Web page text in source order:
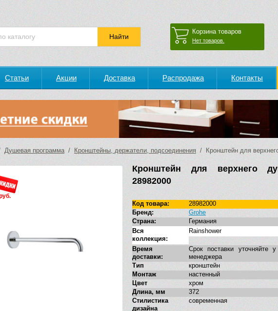
Корзина товаров
Нет товаров.
Статьи Акции Доставка Распродажа Контакты
Душевая программа/ Кронштейны, держатели, подсоединения / Кронштейн для
Кронштейн для верхнего
28982000
Код товара:
28982000
Бренд:
Grohe
Страна:
Германия
Вся
коллекция:
Rainshower
Время
доставки:
Срок поставки уточняйте у
менеджера
Тип
кронштейн
Монтаж
настенный
Цвет
хром
Длина, мм
372
Стилистика
дизайна
современная